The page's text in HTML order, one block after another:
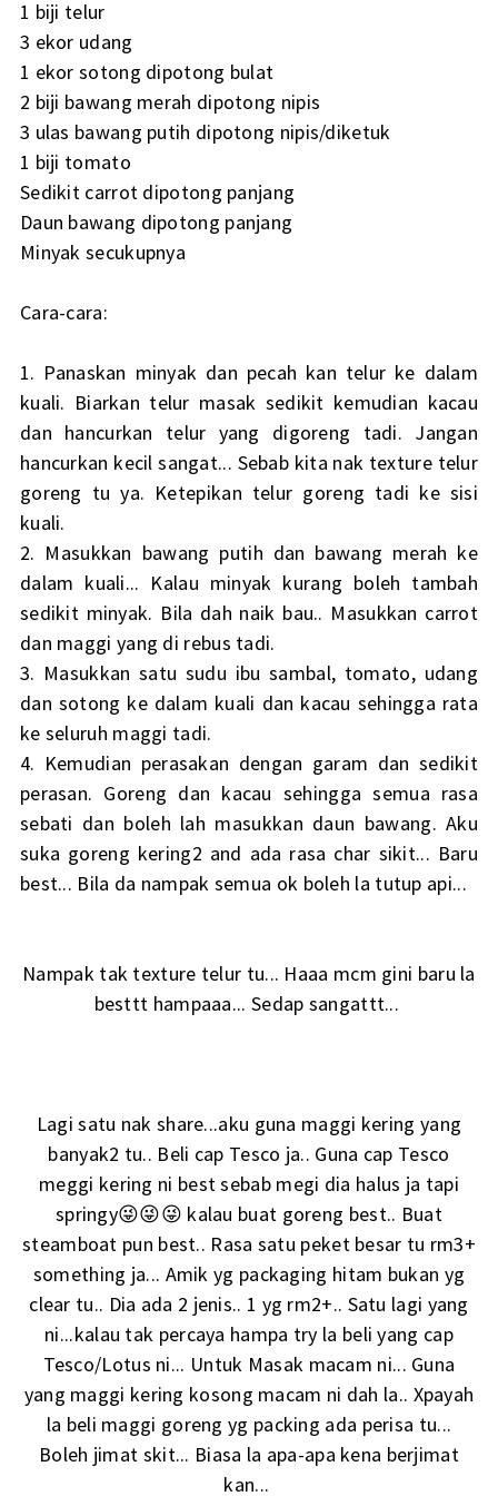
1 biji telur
3 ekor udang
1 ekor sotong dipotong bulat
2 biji bawang merah dipotong nipis
3 ulas bawang putih dipotong nipis/diketuk
1 biji tomato
Sedikit carrot dipotong panjang
Daun bawang dipotong panjang
Minyak secukupnya
Cara-cara:
1. Panaskan minyak dan pecah kan telur ke dalam
kuali. Biarkan telur masak sedikit kemudian kacau
dan hancurkan telur yang digoreng tadi. Jangan
hancurkan kecil sangat... Sebab kita nak texture telur
goreng tu ya. Ketepikan telur goreng tadi ke sisi
kuali.
2. Masukkan bawang putih dan bawang merah ke
dalam kuali... Kalau minyak kurang boleh tambah
sedikit minyak. Bila dah naik bau.. Masukkan carrot
dan maggi yang di rebus tadi.
3. Masukkan satu sudu ibu sambal, tomato, udang
dan sotong ke dalam kuali dan kacau sehingga rata
ke seluruh maggi tadi.
4. Kemudian perasakan dengan garam dan sedikit
perasan. Goreng dan kacau sehingga semua rasa
sebati dan boleh lah masukkan daun bawang. Aku
suka goreng kering2 and ada rasa char sikit... Baru
best... Bila da nampak semua ok boleh la tutup api...
Nampak tak texture telur tu... Haaa mcm gini baru la
besttt hampaaa... Sedap sangattt...
Lagi satu nak share...aku guna maggi kering yang
banyak2 tu.. Beli cap Tesco ja.. Guna cap Tesco
meggi kering ni best sebab megi dia halus ja tapi
springy😜😜😜 kalau buat goreng best.. Buat
steamboat pun best.. Rasa satu peket besar tu rm3+
something ja... Amik yg packaging hitam bukan yg
clear tu.. Dia ada 2 jenis.. 1 yg rm2+.. Satu lagi yang
ni...kalau tak percaya hampa try la beli yang cap
Tesco/Lotus ni... Untuk Masak macam ni... Guna
yang maggi kering kosong macam ni dah la.. Xpayah
la beli maggi goreng yg packing ada perisa tu...
Boleh jimat skit... Biasa la apa-apa kena berjimat
kan...